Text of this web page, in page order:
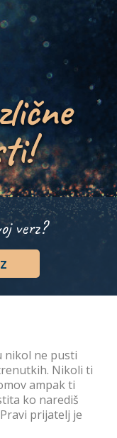
verz?
nikol ne pusti
Nikoli ti
ampak ti
ko narediš
prijatelj je